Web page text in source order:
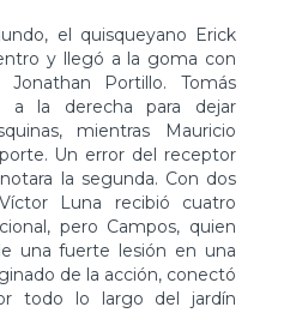
el quisqueyano Erick
y llegó a la goma con
Portillo. Tomás
a la derecha para dejar
mientras Mauricio
Un error del receptor
la segunda. Con dos
Luna recibió cuatro
pero Campos, quien
una fuerte lesión en una
de la acción, conectó
todo lo largo del jardín